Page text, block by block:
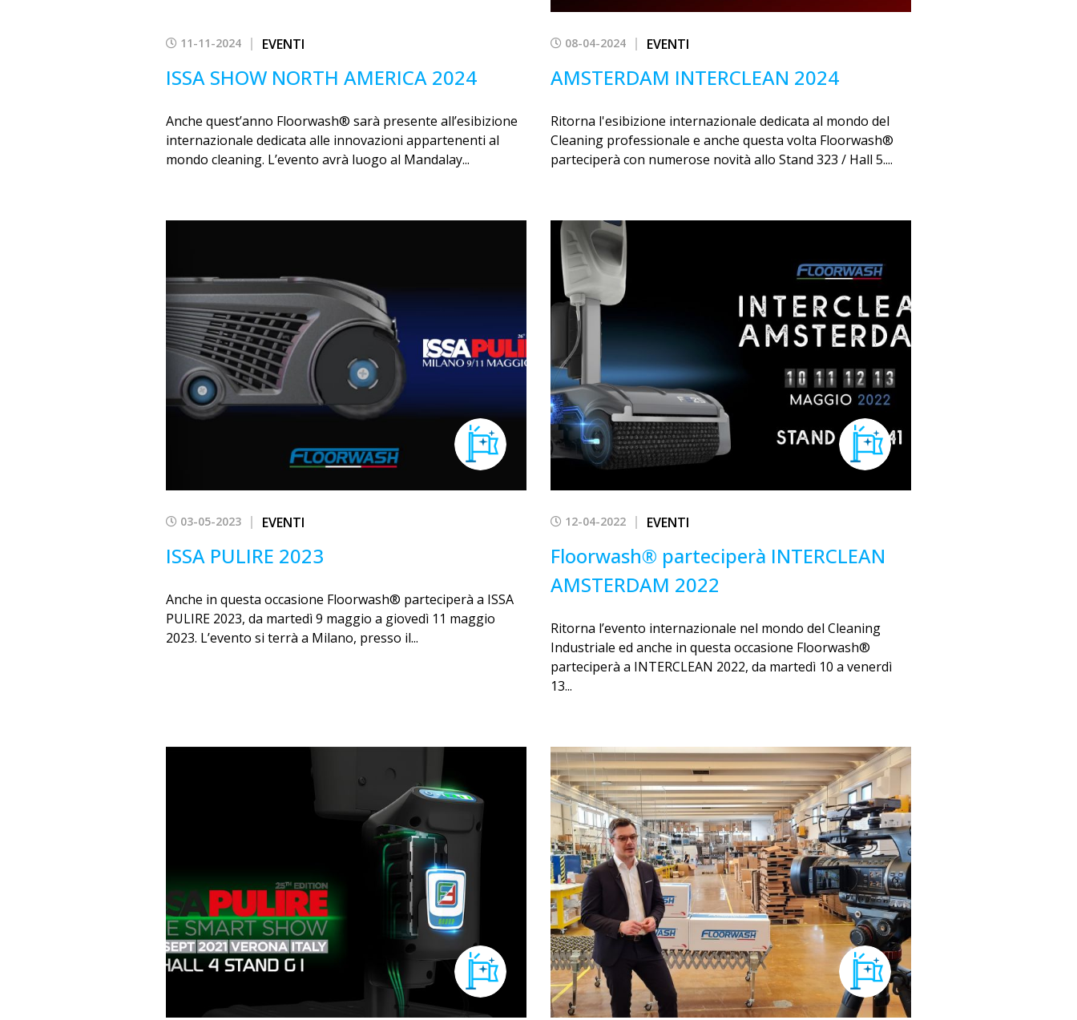
11-11-2024 EVENTI
ISSA SHOW NORTH AMERICA 2024
Anche quest’anno Floorwash® sarà presente all’esibizione
internazionale dedicata alle innovazioni appartenenti al
mondo cleaning. L’evento avrà luogo al Mandalay...
08-04-2024 EVENTI
AMSTERDAM INTERCLEAN 2024
Ritorna l'esibizione internazionale dedicata al mondo del
Cleaning professionale e anche questa volta Floorwash®
parteciperà con numerose novità allo Stand 323 / Hall 5....
03-05-2023 EVENTI
ISSA PULIRE 2023
Anche in questa occasione Floorwash® parteciperà a ISSA
PULIRE 2023, da martedì 9 maggio a giovedì 11 maggio
2023. L’evento si terrà a Milano, presso il...
12-04-2022 EVENTI
Floorwash® parteciperà INTERCLEAN
AMSTERDAM 2022
Ritorna l’evento internazionale nel mondo del Cleaning
Industriale ed anche in questa occasione Floorwash®
parteciperà a INTERCLEAN 2022, da martedì 10 a venerdì
13...